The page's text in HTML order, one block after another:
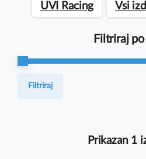
UVI Racing Vsi
Filtriraj
Filtriraj
Prikazan 1